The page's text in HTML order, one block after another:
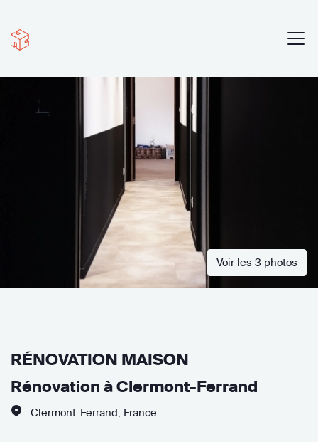
Voir les 3 photos
RÉNOVATION MAISON
Rénovation à Clermont-Ferrand
Clermont-Ferrand France